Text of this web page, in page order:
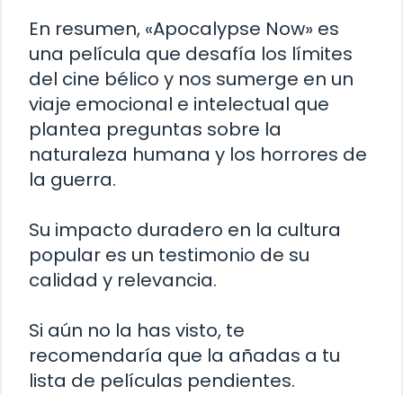
En resumen, «Apocalypse Now» es
una película que desafía los límites
del cine bélico y nos sumerge en un
viaje emocional e intelectual que
plantea preguntas sobre la
naturaleza humana y los horrores de
la guerra.
Su impacto duradero en la cultura
popular es un testimonio de su
calidad y relevancia.
Si aún no la has visto, te
recomendaría que la añadas a tu
lista de películas pendientes.